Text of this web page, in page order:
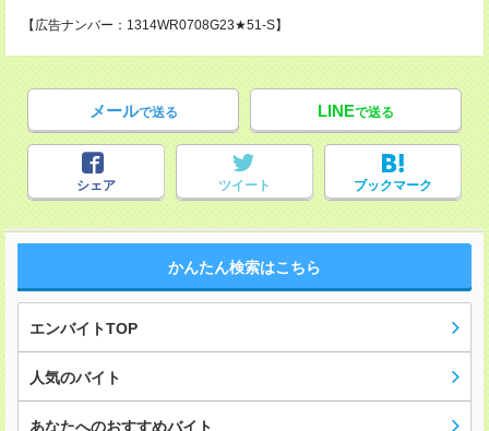
【広告ナンバー：1314WR0708G23★51-S】
メールで送る LINEで送る
シェア ツイート ブックマーク
かんたん検索はこちら
エンバイトTOP
人気のバイト
あなたへのおすすめバイト